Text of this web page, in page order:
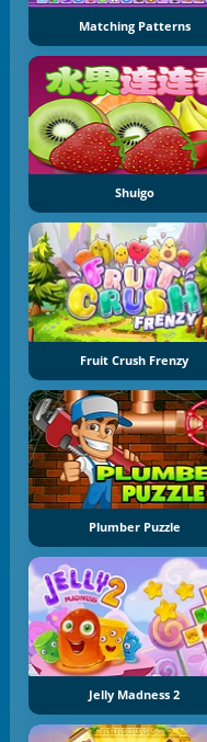
Matching Patterns
Shuigo
Fruit Crush Frenzy
Plumber Puzzle
Jelly Madness 2